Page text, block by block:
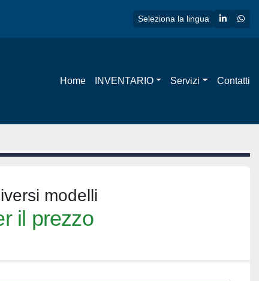
Seleziona la lingua linkedin
Home INVENTARIO Servizi Contatti
modelli
il prezzo